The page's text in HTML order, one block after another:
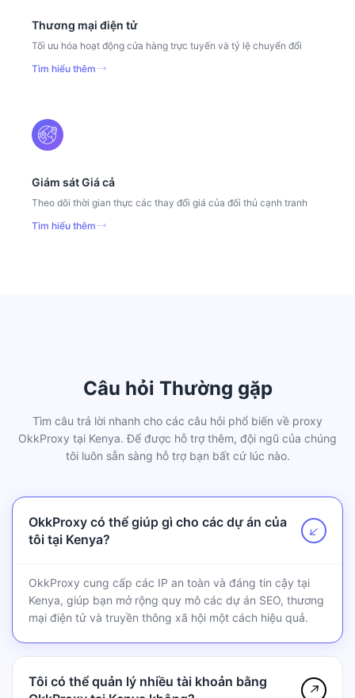
Thương mại điện tử
Tối ưu hóa hoạt động cửa hàng trực tuyến và tỷ lệ chuyển đổi
Tìm hiểu thêm
Giám sát Giá cả
Theo dõi thời gian thực các thay đổi giá của đối thủ cạnh tranh
Tìm hiểu thêm
Câu hỏi Thường gặp
Tìm câu trả lời nhanh cho các câu hỏi phổ biến về proxy
OkkProxy tại Kenya. Để được hỗ trợ thêm, đội ngũ của chúng
tôi luôn sẵn sàng hỗ trợ bạn bất cứ lúc nào.
OkkProxy có thể giúp gì cho các dự án của
tôi tại Kenya?
↗
OkkProxy cung cấp các IP an toàn và đáng tin cậy tại
Kenya, giúp bạn mở rộng quy mô các dự án SEO, thương
mại điện tử và truyền thông xã hội một cách hiệu quả.
Tôi có thể quản lý nhiều tài khoản bằng
↗